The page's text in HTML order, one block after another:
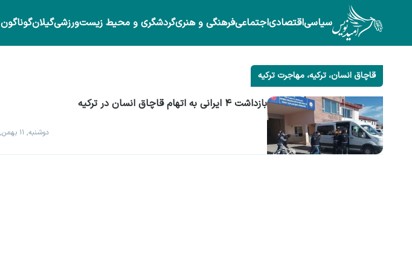
سیاسیاقتصادیاجتماعیفرهنگی و هنریگردشگری و محیط زیستورزشیگیلانگوناگون
قاچاق انسان، ترکیه، مهاجرت ترکیه
بازداشت ۴ ایرانی به اتهام قاچاق انسان در ترکیه
دوشنبه, ۱۱ بهمن, ۱۴۰۰